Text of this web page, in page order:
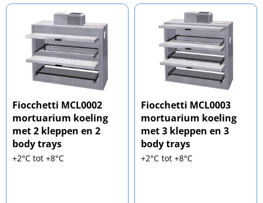
Fiocchetti MCL0002
mortuarium koeling
met 2 kleppen en 2
body trays
+2°C tot +8°C
Fiocchetti MCL0003
mortuarium koeling
met 3 kleppen en 3
body trays
+2°C tot +8°C